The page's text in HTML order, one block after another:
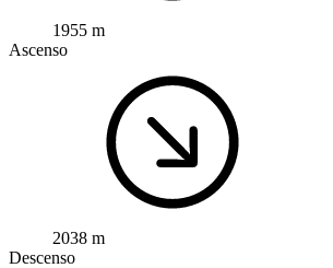
1955 m
Ascenso
2038 m
Descenso